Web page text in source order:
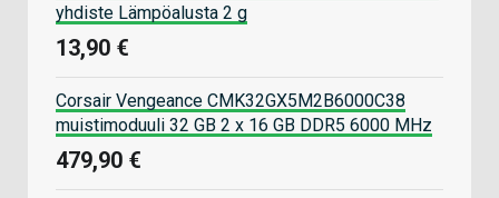
yhdiste Lämpöalusta 2 g
13,90 €
Corsair Vengeance CMK32GX5M2B6000C38
muistimoduuli 32 GB 2 x 16 GB DDR5 6000 MHz
479,90 €